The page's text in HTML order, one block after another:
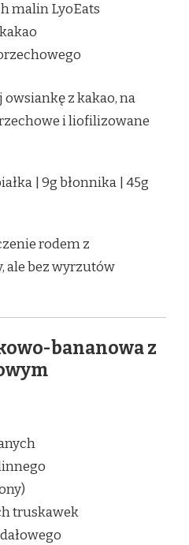
malin LyoEats
owsiankę z kakao, na
i liofilizowane
| 9g błonnika | 45g
rodem z
ale bez wyrzutów
bananowa z
truskawek